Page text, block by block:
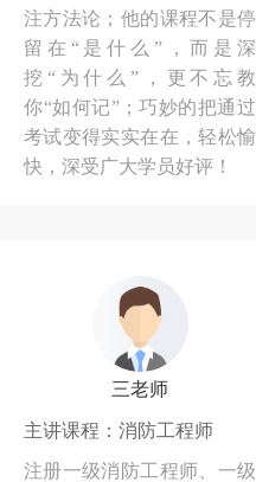
注方法论；他的课程不是停
留在“是什么”，而是深
挖“为什么”，更不忘教
你“如何记”；巧妙的把通过
考试变得实实在在，轻松愉
快，深受广大学员好评！
三老师
主讲课程：消防工程师
注册一级消防工程师、一级